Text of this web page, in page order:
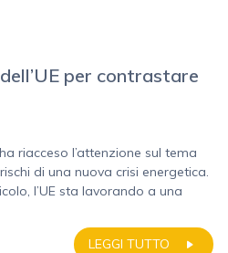
per contrastare
riacceso l’attenzione sul tema
di una nuova crisi energetica.
l’UE sta lavorando a una
LEGGI TUTTO